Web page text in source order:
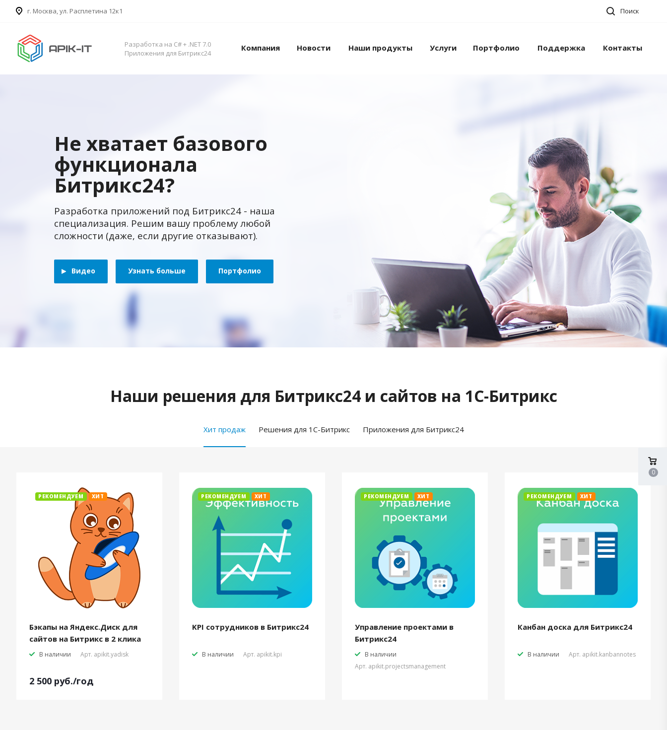
​г. Москва, ул. Расплетина 12к1 Поиск
Разработка на C# + .NET 7.0
Приложения для Битрикс24
Компания Новости Наши продукты Услуги Портфолио Поддержка Контакты
Не хватает базового
функционала
Битрикс24?
Разработка приложений под Битрикс24 - наша
специализация. Решим вашу проблему любой
сложности (даже, если другие отказывают).
Видео Узнать больше Портфолио
Наши решения для Битрикс24 и сайтов на 1С-Битрикс
Хит продаж Решения для 1С-Битрикс Приложения для Битрикс24
РЕКОМЕНДУЕМ ХИТ
Бэкапы на Яндекс.Диск для
сайтов на Битрикс в 2 клика
В наличии Арт. apikit.yadisk
2 500 руб./год
РЕКОМЕНДУЕМ ХИТ
KPI сотрудников в Битрикс24
В наличии Арт. apikit.kpi
РЕКОМЕНДУЕМ ХИТ
Управление проектами в
Битрикс24
В наличии
Арт. apikit.projectsmanagement
РЕКОМЕНДУЕМ ХИТ
Канбан доска для Битрикс24
В наличии Арт. apikit.kanbannotes
0